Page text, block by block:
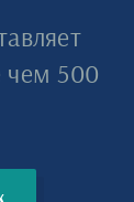
чем 500